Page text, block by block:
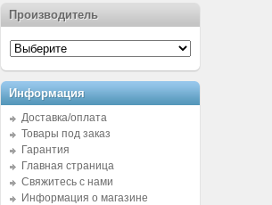
Производитель
Информация
Доставка/оплата
Товары под заказ
Гарантия
Главная страница
Свяжитесь с нами
Информация о магазине